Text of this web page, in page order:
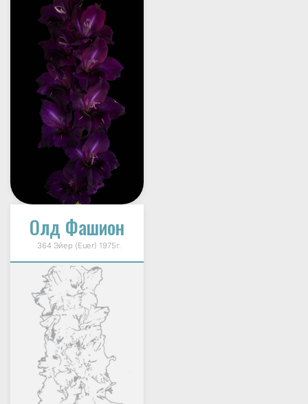
Олд Фашион
364 Эйер (Euer) 1975г.